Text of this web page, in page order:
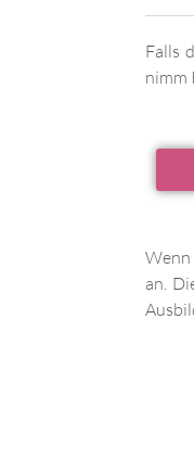
Falls
nimm
an.